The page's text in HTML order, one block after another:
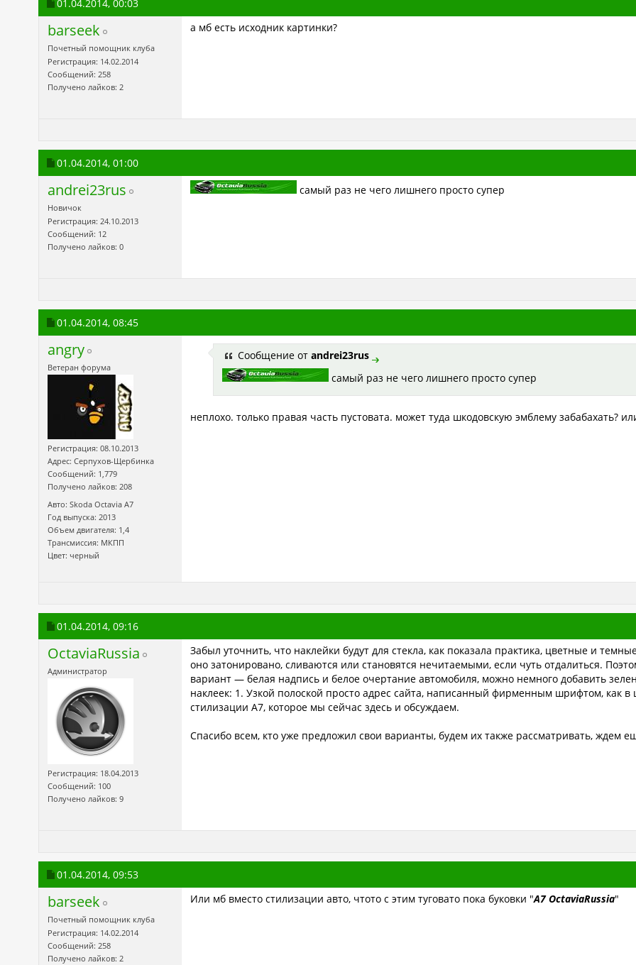
01.04.2014, 00:03
barseek
Почетный помощник клуба
Регистрация: 14.02.2014
Сообщений: 258
Получено лайков: 2
а мб есть исходник картинки?
01.04.2014, 01:00
andrei23rus
Новичок
Регистрация: 24.10.2013
Сообщений: 12
Получено лайков: 0
самый раз не чего лишнего просто супер
01.04.2014, 08:45
angry
Ветеран форума
Регистрация: 08.10.2013
Адрес: Серпухов-Щербинка
Сообщений: 1,779
Получено лайков: 208
Авто: Skoda Octavia А7
Год выпуска: 2013
Объем двигателя: 1,4
Трансмиссия: МКПП
Цвет: черный
Сообщение от andrei23rus
самый раз не чего лишнего просто супер
неплохо. только правая часть пустовата. может туда шкодовскую эмблему забабахать?
01.04.2014, 09:16
OctaviaRussia
Администратор
Регистрация: 18.04.2013
Сообщений: 100
Получено лайков: 9
Забыл уточнить, что наклейки будут для стекла, как показала практика, цветные и
оно затонировано, сливаются или становятся нечитаемыми, если чуть отдалиться.
вариант — белая надпись и белое очертание автомобиля, можно немного добавить
наклеек: 1. Узкой полоской просто адрес сайта, написанный фирменным шрифтом, как
стилизации А7, которое мы сейчас здесь и обсуждаем.
Спасибо всем, кто уже предложил свои варианты, будем их также рассматривать, ждем
01.04.2014, 09:53
barseek
Почетный помощник клуба
Регистрация: 14.02.2014
Сообщений: 258
Получено лайков: 2
Или мб вместо стилизации авто, чтото с этим туговато пока буковки "А7 OctaviaRussia"